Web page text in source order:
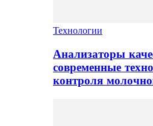
Технологии
Анализаторы
современные
контроля